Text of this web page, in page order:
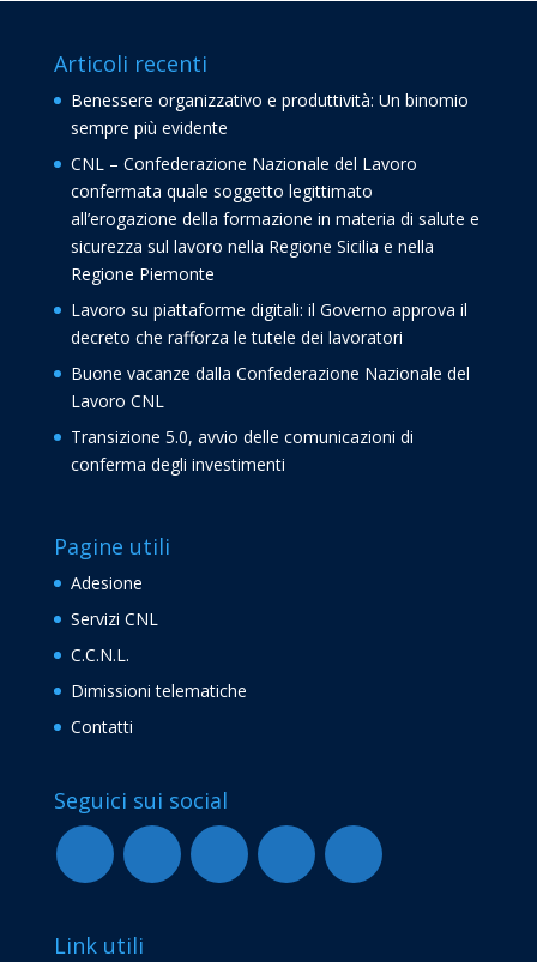
Articoli recenti
Benessere organizzativo e produttività: Un binomio
sempre più evidente
CNL – Confederazione Nazionale del Lavoro
confermata quale soggetto legittimato
all’erogazione della formazione in materia di salute e
sicurezza sul lavoro nella Regione Sicilia e nella
Regione Piemonte
Lavoro su piattaforme digitali: il Governo approva il
decreto che rafforza le tutele dei lavoratori
Buone vacanze dalla Confederazione Nazionale del
Lavoro CNL
Transizione 5.0, avvio delle comunicazioni di
conferma degli investimenti
Pagine utili
Adesione
Servizi CNL
C.C.N.L.
Dimissioni telematiche
Contatti
Seguici sui social
Link utili